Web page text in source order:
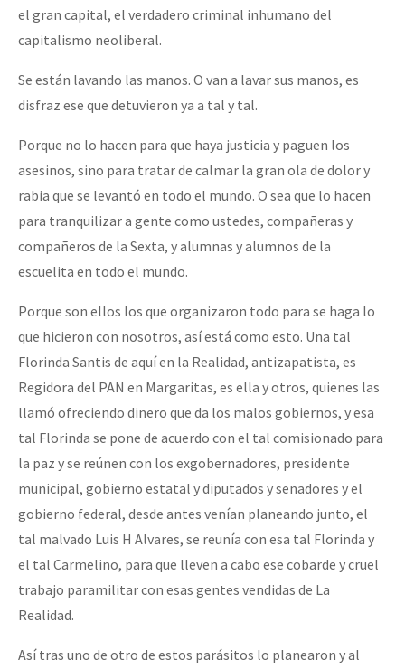
el gran capital, el verdadero criminal inhumano del
capitalismo neoliberal.
Se están lavando las manos. O van a lavar sus manos, es
disfraz ese que detuvieron ya a tal y tal.
Porque no lo hacen para que haya justicia y paguen los
asesinos, sino para tratar de calmar la gran ola de dolor y
rabia que se levantó en todo el mundo. O sea que lo hacen
para tranquilizar a gente como ustedes, compañeras y
compañeros de la Sexta, y alumnas y alumnos de la
escuelita en todo el mundo.
Porque son ellos los que organizaron todo para se haga lo
que hicieron con nosotros, así está como esto. Una tal
Florinda Santis de aquí en la Realidad, antizapatista, es
Regidora del PAN en Margaritas, es ella y otros, quienes las
llamó ofreciendo dinero que da los malos gobiernos, y esa
tal Florinda se pone de acuerdo con el tal comisionado para
la paz y se reúnen con los exgobernadores, presidente
municipal, gobierno estatal y diputados y senadores y el
gobierno federal, desde antes venían planeando junto, el
tal malvado Luis H Alvares, se reunía con esa tal Florinda y
el tal Carmelino, para que lleven a cabo ese cobarde y cruel
trabajo paramilitar con esas gentes vendidas de La
Realidad.
Así tras uno de otro de estos parásitos lo planearon y al